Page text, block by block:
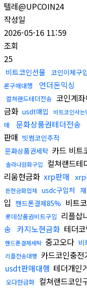
텔레@UPCOIN24
작성일
2026-05-16 11:59
조회
25
비트코인선물 코인이체구입
론구매대행
언더돈믹싱
컬쳐랜드테더전송 코인계
금화 usdt매입 비트코인사는
매
문화상품권테더전송
판매 빗썸코인추적
문화상품권세탁 카드 비트
솔라나원화구입 컬쳐랜드테
리움현금화 xrp판매 xrp
돈현금화업체 usdc구입처
입 핸드폰결제85% 비트
롯데상품권비트구입 리플삽
송 카지노현금화 테더
핸드폰결제세탁 중고오다 비
리플전송대행 카드코인충전
usdt판매대행 테더개인
오다현금화 컬쳐랜드코인